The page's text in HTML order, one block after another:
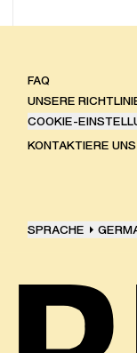
FAQ
UNSERE
COOKIE-
KONTAKTIERE UNS
SPRACHE